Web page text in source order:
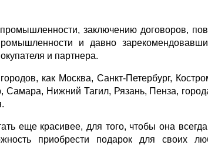
промышленности, заключению договоров,
и давно
и партнера.
как Москва, Санкт-Петербург,
Нижний Тагил, Рязань, Пенза,
еще красивее, для того, чтобы она
приобрести подарок для своих